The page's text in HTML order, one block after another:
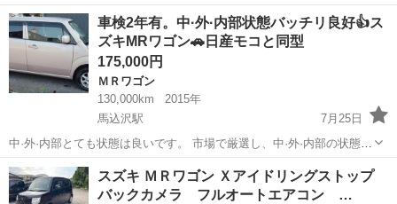
名： スズキ ■ 車種名： ＭＲワゴン ■ グレード名： Ｎ－１ス
ペシャル 禁煙車 オートマチック パワーウインドウ キーレス
走行８１，００...
埼玉 新座市 ＭＲワゴン
車検2年有。中·外·内部状態バッチリ良好👍ス
ズキMRワゴン🚗日産モコと同型
175,000円
ＭＲワゴン
130,000km
2015年
馬込沢駅
7月25日
中·外·内部とても状態は良いです。 市場で厳選し、中·外·内部の状態を
確認後、販売の為に購入後、車検をお願いしました。 当方では2週間
ほど使用しております。 燃費も良く、自信を持っておすすめ致しま
す。 ぜひ見にいらっしゃって...
千葉 船橋市 馬込沢駅 ＭＲワゴン
スズキ ＭＲワゴン Ｘアイドリングストップ
バックカメラ フルオートエアコン …